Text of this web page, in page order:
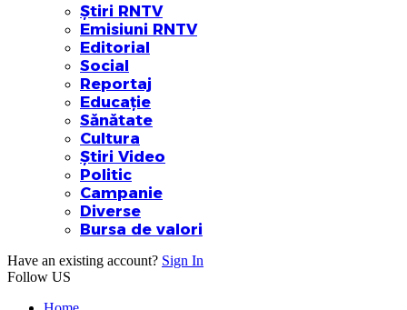
Știri RNTV
Emisiuni RNTV
Editorial
Social
Reportaj
Educație
Sănătate
Cultura
Știri Video
Politic
Campanie
Diverse
Bursa de valori
Have an existing account? Sign In
Follow US